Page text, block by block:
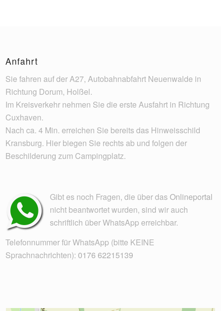
Anfahrt
Sie fahren auf der A27, Autobahnabfahrt Neuenwalde in
Richtung Dorum, Holßel.
Im Kreisverkehr nehmen Sie die erste Ausfahrt in Richtung
Cuxhaven.
Nach ca. 4 Min. erreichen Sie bereits das Hinweisschild
Kransburg. Hier biegen Sie rechts ab und folgen der
Beschilderung zum Campingplatz.
Gibt es noch Fragen, die über dasOnlineportal
nicht beantwortet wurden, sind wir auch
schriftlich über WhatsApp erreichbar.
Telefonnummer für WhatsApp (bitte KEINE
Sprachnachrichten): 0176 62215139